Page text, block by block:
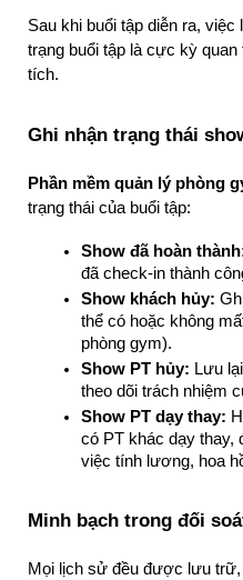
Sau khi buổi tập diễn ra,
trạng buổi tập là cực kỳ
tích.
Ghi nhận trạng thái
Phần mềm quản lý phòng
trạng thái của buổi tập:
Show đã hoàn
đã check-in thành
Show khách hủy:
thể có hoặc không
phòng gym).
Show PT hủy: Lưu
theo dõi trách nhiệm
Show PT dạy thay:
có PT khác dạy thay,
việc tính lương, hoa
Minh bạch trong đối
Mọi lịch sử đều được lưu